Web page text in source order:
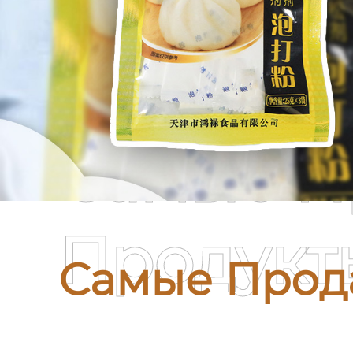
Самые
Самые